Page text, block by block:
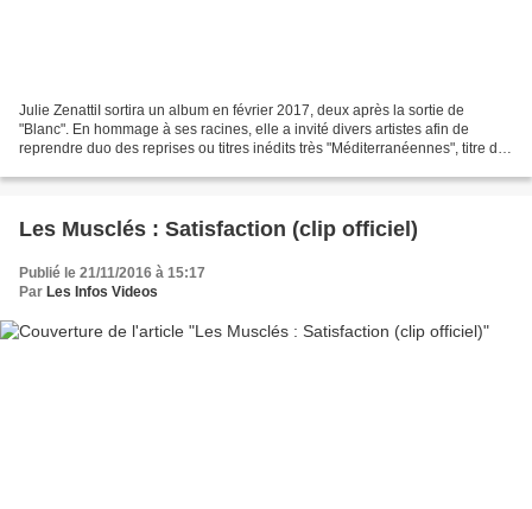
Julie ZenattiI sortira un album en février 2017, deux après la sortie de
"Blanc". En hommage à ses racines, elle a invité divers artistes afin de
reprendre duo des reprises ou titres inédits très "Méditerranéennes", titre de
Les Musclés : Satisfaction (clip officiel)
Publié le 21/11/2016 à 15:17
Par Les Infos Videos